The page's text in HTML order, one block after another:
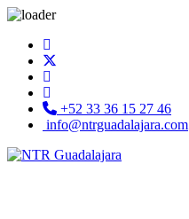
+52 33 36 15 27 46
info@ntrguadalajara.com